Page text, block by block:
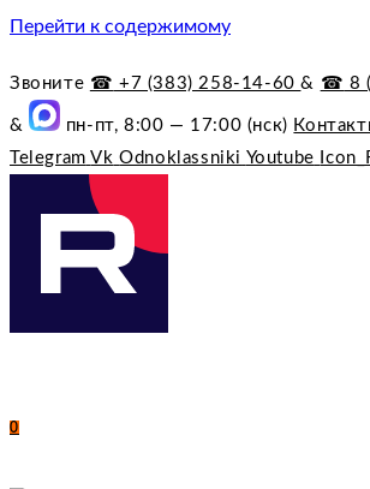
Перейти к содержимому
Звоните ☎︎ +7 (383) 258-14-60& ☎︎ 8
& пн-пт, 8:00 — 17:00 (нск)
Telegram Vk Odnoklassniki Youtube
0